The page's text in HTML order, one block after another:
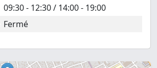
09:30 - 12:30 / 14:00 - 19:00
Fermé